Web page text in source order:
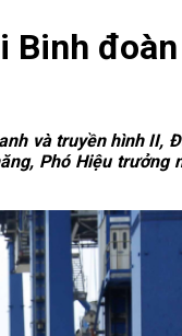
Binh
và truyền hình II,
Phó Hiệu